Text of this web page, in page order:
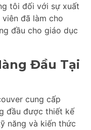
tôi đối với sự xuất
đã làm cho
đầu cho giáo dục
Đầu Tại
cung cấp
đầu được thiết kế
năng và kiến thức